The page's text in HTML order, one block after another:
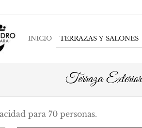
INICIO TERRAZAS Y SALONES
Terraza Exterior
para 70 personas.